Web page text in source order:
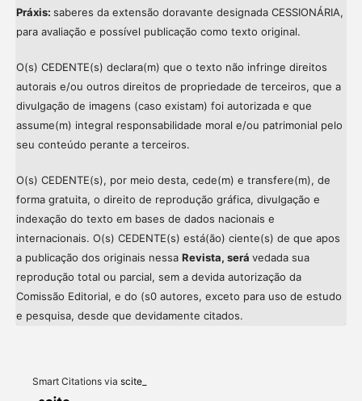
Práxis: saberes da extensão doravante designada CESSIONÁRIA,
para avaliação e possível publicação como texto original.
O(s) CEDENTE(s) declara(m) que o texto não infringe direitos
autorais e/ou outros direitos de propriedade de terceiros, que a
divulgação de imagens (caso existam) foi autorizada e que
assume(m) integral responsabilidade moral e/ou patrimonial pelo
seu conteúdo perante a terceiros.
O(s) CEDENTE(s), por meio desta, cede(m) e transfere(m), de
forma gratuita, o direito de reprodução gráfica, divulgação e
indexação do texto em bases de dados nacionais e
internacionais. O(s) CEDENTE(s) está(ão) ciente(s) de que apos
a publicação dos originais nessa Revista, será vedada sua
reprodução total ou parcial, sem a devida autorização da
Comissão Editorial, e do (s0 autores, exceto para uso de estudo
e pesquisa, desde que devidamente citados.
Smart Citations via scite_
Intro